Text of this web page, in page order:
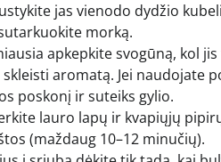
jas vienodo dydžio
morką.
apkepkite svogūną, kol
aromatą. Jei naudojate
poskonį ir suteiks gylio.
lauro lapų ir kvapiųjų
(maždaug 10–12 minučių).